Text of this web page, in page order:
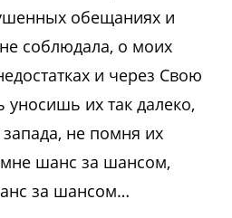
обещаниях и
соблюдала, о моих
и через Свою
их так далеко,
запада, не помня их
шанс за шансом,
за шансом…